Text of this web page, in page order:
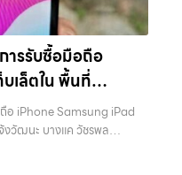
ารรับซื้อมือถือ
เล็ตใน พื้นที่
นะ บางแค วัชรพล
อ iPhone Samsung iPad
งวัฒนะ บางแค วัชรพล